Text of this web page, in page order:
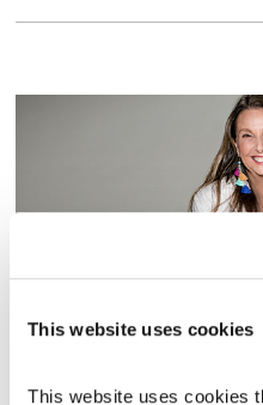
This website uses cookies
This website uses cookies